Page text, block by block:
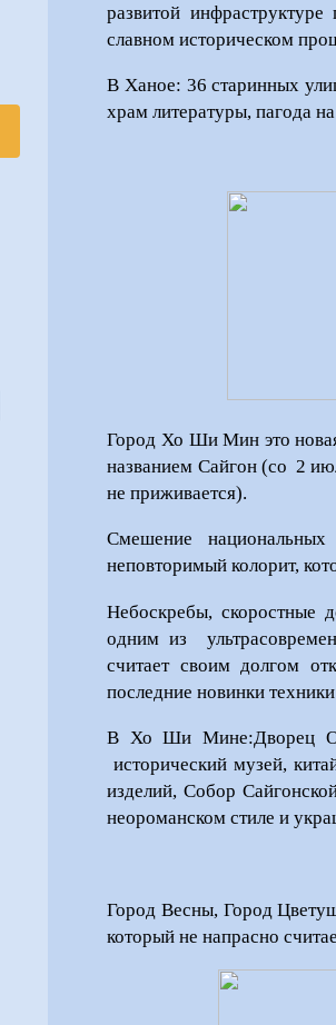
развитой
славном историческом
В Ханое: 36 старинных
храм литературы, пагода
Город Хо Ши Мин это новая
названием Сайгон (со 2
не приживается).
Смешение национальных
неповторимый колорит,
Небоскребы, скоростные
одним из
считает своим долгом
последние новинки
В Хо Ши Мине:Дворец
исторический музей,
изделий, Собор
неороманском стиле и
Город Весны, Город
который не напрасно